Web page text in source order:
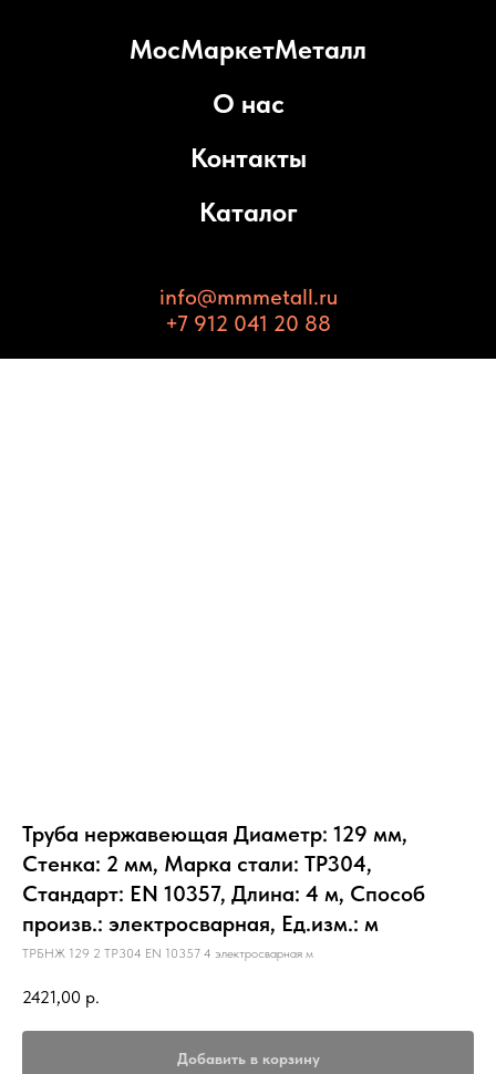
МосМаркетМеталл
О нас
Контакты
Каталог
info@mmmetall.ru
+7 912 041 20 88
Труба нержавеющая Диаметр: 129 мм,
Стенка: 2 мм, Марка стали: TP304,
Стандарт: EN 10357, Длина: 4 м, Способ
произв.: электросварная, Ед.изм.: м
ТРБНЖ 129 2 TP304 EN 10357 4 электросварная м
2421,00 р.
Добавить в корзину